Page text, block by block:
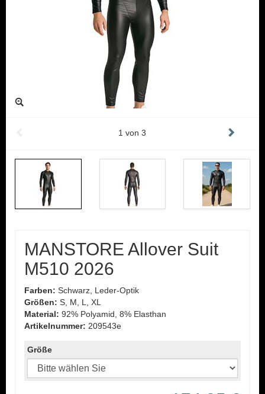
1 von3
MANSTORE Allover Suit
M510 2026
Farben: Schwarz, Leder-Optik
Größen: S, M, L, XL
Material: 92% Polyamid, 8% Elasthan
Artikelnummer: 209543e
Größe